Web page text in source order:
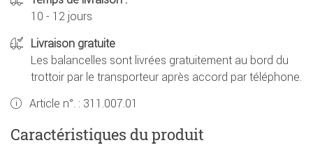
10 - 12 jours
Livraison gratuite
Les balancelles sont livrées gratuitement au bord du
trottoir par le transporteur après accord par téléphone.
Article n°. : 311.007.01
Caractéristiques du produit